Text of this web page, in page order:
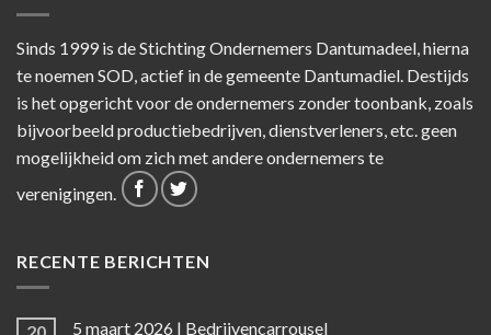
Sinds 1999 is de Stichting Ondernemers Dantumadeel, hierna
te noemen SOD, actief in de gemeente Dantumadiel. Destijds
is het opgericht voor de ondernemers zonder toonbank, zoals
bijvoorbeeld productiebedrijven, dienstverleners, etc. geen
mogelijkheid om zich met andere ondernemers te
verenigingen.
RECENTE BERICHTEN
5 maart 2026 | Bedrijvencarrousel